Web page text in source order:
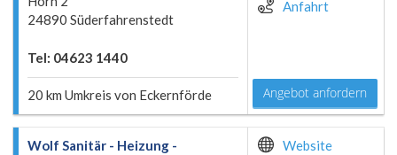
24890 Süderfahrenstedt
Tel: 04623 1440
20 km Umkreis von Eckernförde
Anfahrt
Angebot anfordern
Wolf Sanitär - Heizung -
Website